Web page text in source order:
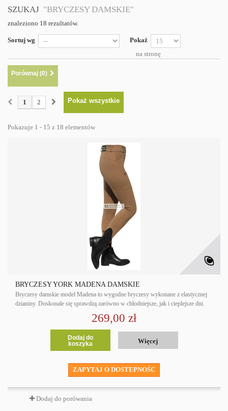
SZUKAJ "BRYCZESY DAMSKIE"
znaleziono 18 rezultatów.
Sortuj wg
Pokaż
na stronę
Porównaj (0)
Pokaż wszystkie
1 2
Pokazuje 1 - 15 z 18 elementów
BRYCZESY YORK MADENA DAMSKIE
Bryczesy damskie model Madena to wygodne bryczesy wykonane z elastycznej
dzianiny. Doskonale się sprawdzą zarówno w chłodniejsze, jak i cieplejsze dni.
269,00 zł
Dodaj do
koszyka
Więcej
ZAPYTAJ O DOSTEPNOŚC
Dodaj do porówania